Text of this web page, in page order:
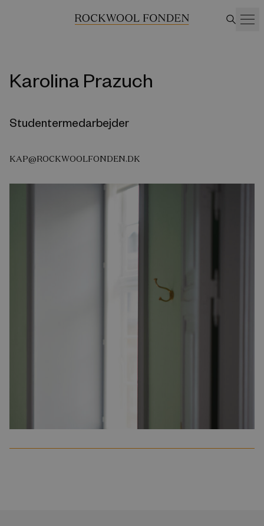
Karolina Prazuch
Studentermedarbejder
KAP@ROCKWOOLFONDEN.DK